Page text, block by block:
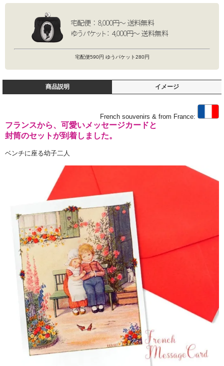
宅配便590円 ゆうパケット280円
商品説明 イメージ
French souvenirs & from France:
フランスから、可愛いメッセージカードと
封筒のセットが到着しました。
ベンチに座る幼子二人